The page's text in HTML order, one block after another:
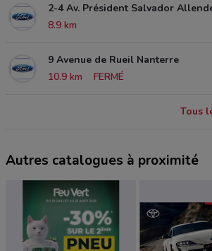
2-4 Av. Président Salvador
8.9 km
9 Avenue de Rueil Nanterre
10.9 km
FERMÉ
Tous
Autres catalogues à proximité